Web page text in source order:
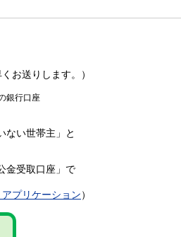
送りします。）
銀行口座
い世帯主」と
金受取口座」で
プリケーション）